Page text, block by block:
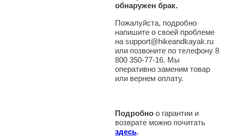
обнаружен брак.
Пожалуйста, подробно
напишите о своей проблеме
на support@hikeandkayak.ru
или позвоните по телефону 8
800 350-77-16. Мы
оперативно заменим товар
или вернем оплату.
Подробно о гарантии и
возврате можно почитать
здесь.